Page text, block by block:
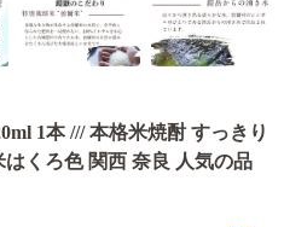
1本 /// 本格米焼酎 すっきり
くろ色 関西 奈良 人気の品